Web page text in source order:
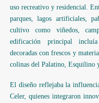
uso recreativo y residencial.
parques, lagos artificiales,
cultivo como viñedos,
edificación principal
decoradas con frescos y
colinas del Palatino, Esquilino
El diseño reflejaba la
Celer, quienes integraron